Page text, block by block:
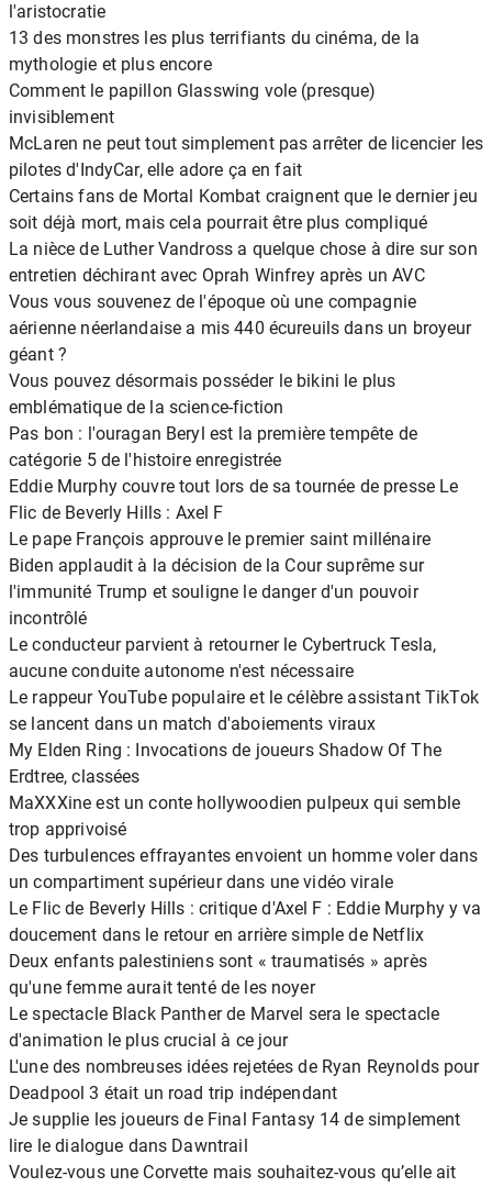
l'aristocratie
13 des monstres les plus terrifiants du cinéma, de la
mythologie et plus encore
Comment le papillon Glasswing vole (presque)
invisiblement
McLaren ne peut tout simplement pas arrêter de licencier les
pilotes d'IndyCar, elle adore ça en fait
Certains fans de Mortal Kombat craignent que le dernier jeu
soit déjà mort, mais cela pourrait être plus compliqué
La nièce de Luther Vandross a quelque chose à dire sur son
entretien déchirant avec Oprah Winfrey après un AVC
Vous vous souvenez de l'époque où une compagnie
aérienne néerlandaise a mis 440 écureuils dans un broyeur
géant ?
Vous pouvez désormais posséder le bikini le plus
emblématique de la science-fiction
Pas bon : l'ouragan Beryl est la première tempête de
catégorie 5 de l'histoire enregistrée
Eddie Murphy couvre tout lors de sa tournée de presse Le
Flic de Beverly Hills : Axel F
Le pape François approuve le premier saint millénaire
Biden applaudit à la décision de la Cour suprême sur
l'immunité Trump et souligne le danger d'un pouvoir
incontrôlé
Le conducteur parvient à retourner le Cybertruck Tesla,
aucune conduite autonome n'est nécessaire
Le rappeur YouTube populaire et le célèbre assistant TikTok
se lancent dans un match d'aboiements viraux
My Elden Ring : Invocations de joueurs Shadow Of The
Erdtree, classées
MaXXXine est un conte hollywoodien pulpeux qui semble
trop apprivoisé
Des turbulences effrayantes envoient un homme voler dans
un compartiment supérieur dans une vidéo virale
Le Flic de Beverly Hills : critique d'Axel F : Eddie Murphy y va
doucement dans le retour en arrière simple de Netflix
Deux enfants palestiniens sont « traumatisés » après
qu'une femme aurait tenté de les noyer
Le spectacle Black Panther de Marvel sera le spectacle
d'animation le plus crucial à ce jour
L'une des nombreuses idées rejetées de Ryan Reynolds pour
Deadpool 3 était un road trip indépendant
Je supplie les joueurs de Final Fantasy 14 de simplement
lire le dialogue dans Dawntrail
Voulez-vous une Corvette mais souhaitez-vous qu’elle ait